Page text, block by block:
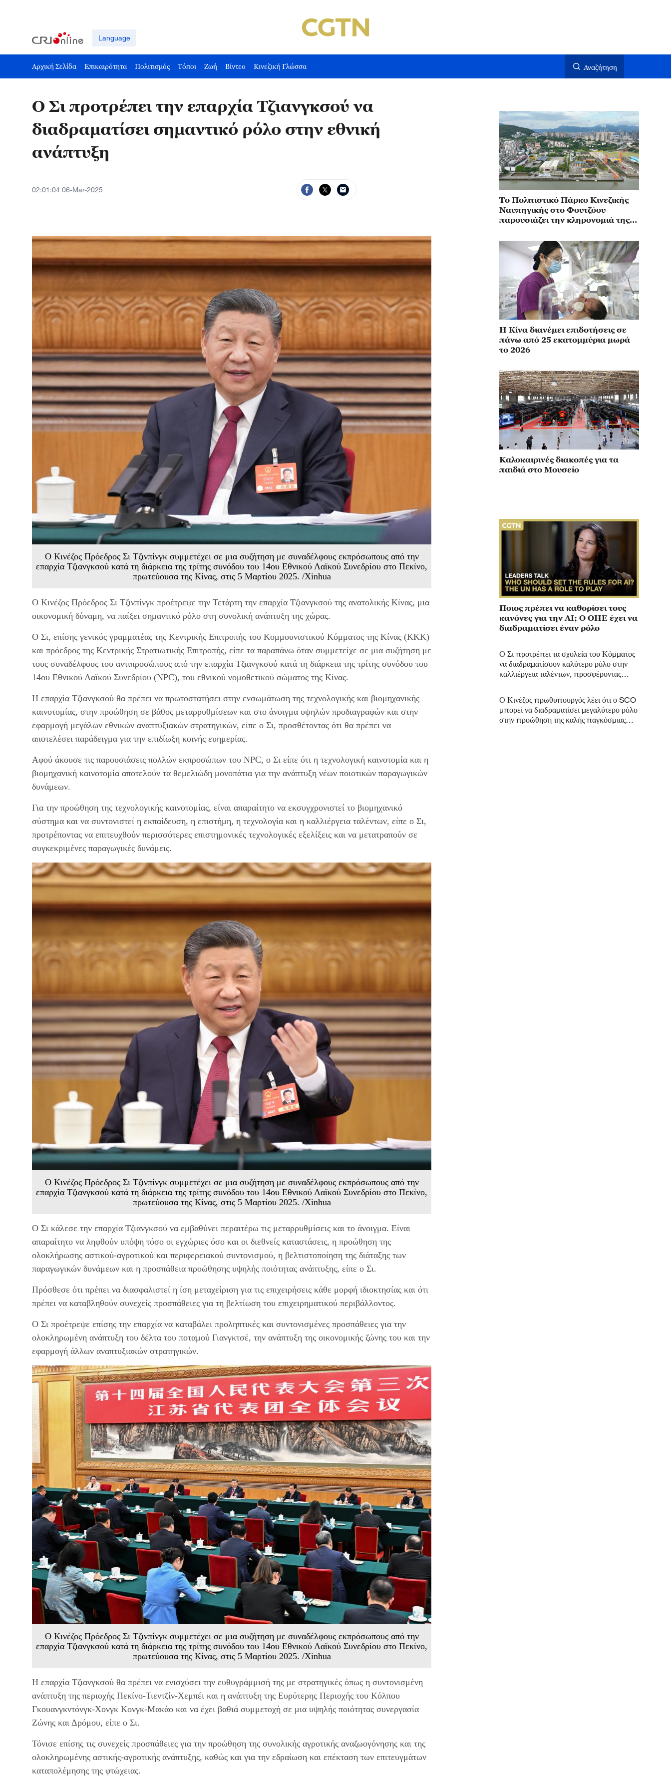
Language
Αρχική Σελίδα Επικαιρότητα Πολιτισμός Τόποι Ζωή Βίντεο Κινεζική Γλώσσα Αναζήτηση
Ο Σι προτρέπει την επαρχία Τζιανγκσού να
διαδραματίσει σημαντικό ρόλο στην εθνική
ανάπτυξη
02:01:04 06-Mar-2025
Ο Κινέζος Πρόεδρος Σι Τζινπίνγκ συμμετέχει σε μια συζήτηση με συναδέλφους εκπρόσωπους από την
επαρχία Τζιανγκσού κατά τη διάρκεια της τρίτης συνόδου του 14ου Εθνικού Λαϊκού Συνεδρίου στο Πεκίνο,
πρωτεύουσα της Κίνας, στις 5 Μαρτίου 2025. /Xinhua
Ο Κινέζος Πρόεδρος Σι Τζινπίνγκ προέτρεψε την Τετάρτη την επαρχία Τζιανγκσού της ανατολικής Κίνας, μια
οικονομική δύναμη, να παίξει σημαντικό ρόλο στη συνολική ανάπτυξη της χώρας.
Ο Σι, επίσης γενικός γραμματέας της Κεντρικής Επιτροπής του Κομμουνιστικού Κόμματος της Κίνας (ΚΚΚ)
και πρόεδρος της Κεντρικής Στρατιωτικής Επιτροπής, είπε τα παραπάνω όταν συμμετείχε σε μια συζήτηση με
τους συναδέλφους του αντιπροσώπους από την επαρχία Τζιανγκσού κατά τη διάρκεια της τρίτης συνόδου του
14ου Εθνικού Λαϊκού Συνεδρίου (NPC), του εθνικού νομοθετικού σώματος της Κίνας.
Η επαρχία Τζιανγκσού θα πρέπει να πρωτοστατήσει στην ενσωμάτωση της τεχνολογικής και βιομηχανικής
καινοτομίας, στην προώθηση σε βάθος μεταρρυθμίσεων και στο άνοιγμα υψηλών προδιαγραφών και στην
εφαρμογή μεγάλων εθνικών αναπτυξιακών στρατηγικών, είπε ο Σι, προσθέτοντας ότι θα πρέπει να
αποτελέσει παράδειγμα για την επιδίωξη κοινής ευημερίας.
Αφού άκουσε τις παρουσιάσεις πολλών εκπροσώπων του NPC, ο Σι είπε ότι η τεχνολογική καινοτομία και η
βιομηχανική καινοτομία αποτελούν τα θεμελιώδη μονοπάτια για την ανάπτυξη νέων ποιοτικών παραγωγικών
δυνάμεων.
Για την προώθηση της τεχνολογικής καινοτομίας, είναι απαραίτητο να εκσυγχρονιστεί το βιομηχανικό
σύστημα και να συντονιστεί η εκπαίδευση, η επιστήμη, η τεχνολογία και η καλλιέργεια ταλέντων, είπε ο Σι,
προτρέποντας να επιτευχθούν περισσότερες επιστημονικές τεχνολογικές εξελίξεις και να μετατραπούν σε
συγκεκριμένες παραγωγικές δυνάμεις.
Ο Κινέζος Πρόεδρος Σι Τζινπίνγκ συμμετέχει σε μια συζήτηση με συναδέλφους εκπρόσωπους από την
επαρχία Τζιανγκσού κατά τη διάρκεια της τρίτης συνόδου του 14ου Εθνικού Λαϊκού Συνεδρίου στο Πεκίνο,
πρωτεύουσα της Κίνας, στις 5 Μαρτίου 2025. /Xinhua
Ο Σι κάλεσε την επαρχία Τζιανγκσού να εμβαθύνει περαιτέρω τις μεταρρυθμίσεις και το άνοιγμα. Είναι
απαραίτητο να ληφθούν υπόψη τόσο οι εγχώριες όσο και οι διεθνείς καταστάσεις, η προώθηση της
ολοκλήρωσης αστικού-αγροτικού και περιφερειακού συντονισμού, η βελτιστοποίηση της διάταξης των
παραγωγικών δυνάμεων και η προσπάθεια προώθησης υψηλής ποιότητας ανάπτυξης, είπε ο Σι.
Πρόσθεσε ότι πρέπει να διασφαλιστεί η ίση μεταχείριση για τις επιχειρήσεις κάθε μορφή ιδιοκτησίας και ότι
πρέπει να καταβληθούν συνεχείς προσπάθειες για τη βελτίωση του επιχειρηματικού περιβάλλοντος.
Ο Σι προέτρεψε επίσης την επαρχία να καταβάλει προληπτικές και συντονισμένες προσπάθειες για την
ολοκληρωμένη ανάπτυξη του δέλτα του ποταμού Γιανγκτσέ, την ανάπτυξη της οικονομικής ζώνης του και την
εφαρμογή άλλων αναπτυξιακών στρατηγικών.
Ο Κινέζος Πρόεδρος Σι Τζινπίνγκ συμμετέχει σε μια συζήτηση με συναδέλφους εκπρόσωπους από την
επαρχία Τζιανγκσού κατά τη διάρκεια της τρίτης συνόδου του 14ου Εθνικού Λαϊκού Συνεδρίου στο Πεκίνο,
πρωτεύουσα της Κίνας, στις 5 Μαρτίου 2025. /Xinhua
Η επαρχία Τζιανγκσού θα πρέπει να ενισχύσει την ευθυγράμμισή της με στρατηγικές όπως η συντονισμένη
ανάπτυξη της περιοχής Πεκίνο-Τιεντζίν-Χεμπέι και η ανάπτυξη της Ευρύτερης Περιοχής του Κόλπου
Γκουανγκντόνγκ-Χονγκ Κονγκ-Μακάο και να έχει βαθιά συμμετοχή σε μια υψηλής ποιότητας συνεργασία
Ζώνης και Δρόμου, είπε ο Σι.
Τόνισε επίσης τις συνεχείς προσπάθειες για την προώθηση της συνολικής αγροτικής αναζωογόνησης και της
ολοκληρωμένης αστικής-αγροτικής ανάπτυξης, καθώς και για την εδραίωση και επέκταση των επιτευγμάτων
καταπολέμησης της φτώχειας.
Το Πολιτιστικό Πάρκο Κινεζικής
Ναυπηγικής στο Φουτζόου
παρουσιάζει την κληρονομιά της
Η Κίνα διανέμει επιδοτήσεις σε
πάνω από 25 εκατομμύρια μωρά
το 2026
Καλοκαιρινές διακοπές για τα
παιδιά στο Μουσείο
Ποιος πρέπει να καθορίσει τους
κανόνες για την AI; Ο ΟΗΕ έχει να
διαδραματίσει έναν ρόλο
Ο Σι προτρέπει τα σχολεία του Κόμματος
να διαδραματίσουν καλύτερο ρόλο στην
καλλιέργεια ταλέντων, προσφέροντας
Ο Κινέζος πρωθυπουργός λέει ότι ο SCO
μπορεί να διαδραματίσει μεγαλύτερο ρόλο
στην προώθηση της καλής παγκόσμιας